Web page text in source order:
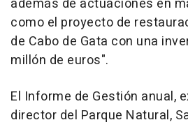
además de actuaciones en
como el proyecto de
de Cabo de Gata con una
millón de euros".
El Informe de Gestión anual,
director del Parque Natural,